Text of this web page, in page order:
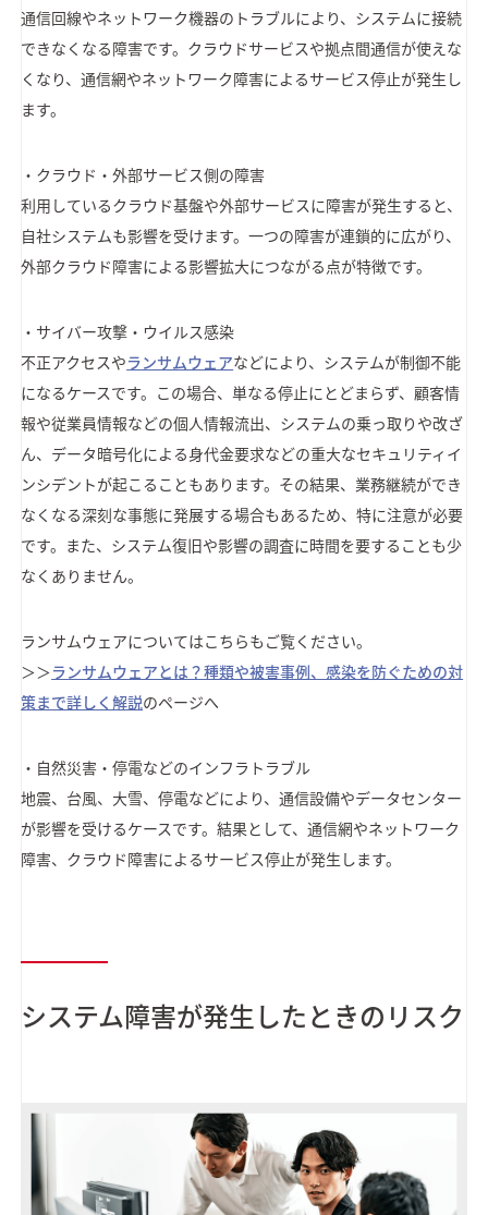
通信回線やネットワーク機器のトラブルにより、システムに接続
できなくなる障害です。クラウドサービスや拠点間通信が使えな
くなり、通信網やネットワーク障害によるサービス停止が発生し
ます。
・クラウド・外部サービス側の障害
利用しているクラウド基盤や外部サービスに障害が発生すると、
自社システムも影響を受けます。一つの障害が連鎖的に広がり、
外部クラウド障害による影響拡大につながる点が特徴です。
・サイバー攻撃・ウイルス感染
不正アクセスやランサムウェアなどにより、システムが制御不能
になるケースです。この場合、単なる停止にとどまらず、顧客情
報や従業員情報などの個人情報流出、システムの乗っ取りや改ざ
ん、データ暗号化による身代金要求などの重大なセキュリティイ
ンシデントが起こることもあります。その結果、業務継続ができ
なくなる深刻な事態に発展する場合もあるため、特に注意が必要
です。また、システム復旧や影響の調査に時間を要することも少
なくありません。
ランサムウェアについてはこちらもご覧ください。
＞＞ランサムウェアとは？種類や被害事例、感染を防ぐための対
策まで詳しく解説のページへ
・自然災害・停電などのインフラトラブル
地震、台風、大雪、停電などにより、通信設備やデータセンター
が影響を受けるケースです。結果として、通信網やネットワーク
障害、クラウド障害によるサービス停止が発生します。
システム障害が発生したときのリスク